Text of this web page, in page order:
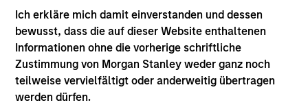
Ich erkläre mich damit einverstanden und dessen
bewusst, dass die auf dieser Website enthaltenen
Informationen ohne die vorherige schriftliche
Zustimmung von Morgan Stanley weder ganz noch
teilweise vervielfältigt oder anderweitig übertragen
werden dürfen.
The BEAT: Navigating the Iran
Conflict, From Oil Shocks to
Market Impact